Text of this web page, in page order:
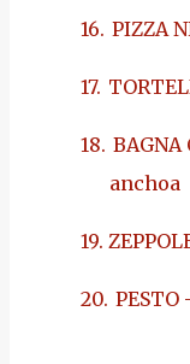
16. PIZZA
17.
18.
anchoa
19.
20. PESTO